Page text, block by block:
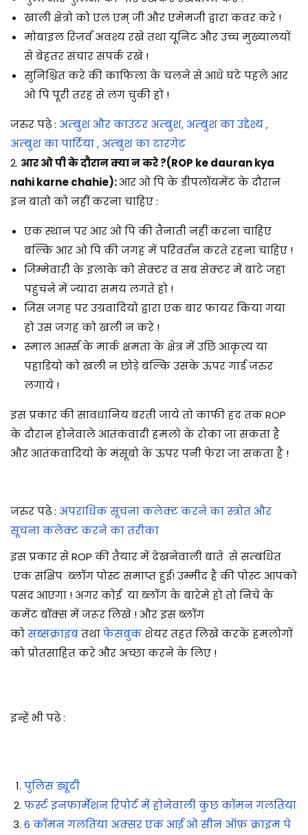
खाली क्षेत्रो को एल एम् जी और एमेमजी द्वारा कवर करे !
मोबाइल रिज़र्व अवश्य रखे तथा यूनिट और उच्च मुख्यालयों
से बेहतर संचार संपर्क रखे !
सुनिश्चित करे की काफिला के चलने से आधे घंटे पहले आर
ओ पि पूरी तरह से लग चुकी हो !
जरुर पढ़े : अम्बुश और काउंटर अम्बुश, अम्बुश का उद्देश्य ,
अम्बुश का पार्टिया , अम्बुश का टारगेट
2. आर ओ पी के दौरान क्या न करे ?(ROP ke dauran kya
nahi karne chahie):आर ओ पि के डीपलॉयमेंट के दौरान
इन बातो को नहीं करना चाहिए :
एक स्थान पर आर ओ पि की तैनाती नहीं करना चाहिए
बल्कि आर ओ पि की जगह में परिवर्तन करते रहना चाहिए !
जिम्मेवारी के इलाके को सेक्टर व सब सेक्टर में बांटे जहा
पहुचने में ज्यादा समय लगते हो !
जिस जगह पर उग्रवादियो द्वारा एक बार फायर किया गया
हो उस जगह को खली न करे !
स्माल आर्म्स के मार्क क्षमता के क्षेत्र में उछि आकृत्य या
पहाडियो को खली न छोड़े बल्कि उसके ऊपर गार्ड जरुर
लगाये !
इस प्रकार की सावधानिय बरती जाये तो काफी हद तक ROP
के दौरान होनेवाले आतंकवादी हमलो के रोका जा सकता है
और आतंकवादियो के मंसूबो के ऊपर पनी फेरा जा सकता है !
जरुर पढ़े : अपराधिक सूचना कलेक्ट करने का स्त्रोत और
सूचना कलेक्ट करने का तरीका
इस प्रकार से ROP की तैयार में देखनेवाली बाते से सम्बंधित
एक संक्षिप ब्लॉग पोस्ट समाप्त हुई! उम्मीद है की पोस्ट आपको
पसंद आएगा ! अगर कोई या ब्लॉग के बारेमे हो तो निचे के
कमेंट बॉक्स में जरूर लिखे ! और इस ब्लॉग
कोसब्सक्राइबतथाफेसबुक शेयर तहत लिखे करके हमलोगों
को प्रोतसाहित करे और अच्छा करने के लिए !
इन्हें भी पढ़े :
पुलिस ड्यूटी
फर्स्ट इनफार्मेशन रिपोर्ट में होनेवाली कुछ कॉमन गलतिया
6 कॉमन गलतिया अक्सर एक आई ओ सीन ऑफ़ क्राइम पे